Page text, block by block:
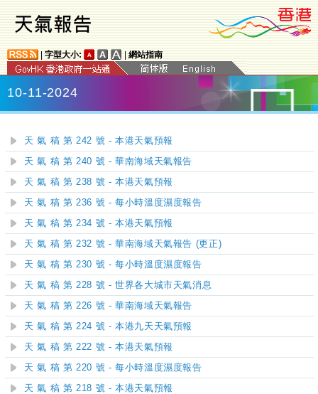
字型大小: 網站指南
10-11-2024
天 氣 稿 第 242 號 - 本港天氣預報
天 氣 稿 第 240 號 - 華南海域天氣報告
天 氣 稿 第 238 號 - 本港天氣預報
天 氣 稿 第 236 號 - 每小時溫度濕度報告
天 氣 稿 第 234 號 - 本港天氣預報
天 氣 稿 第 232 號 - 華南海域天氣報告 (更正)
天 氣 稿 第 230 號 - 每小時溫度濕度報告
天 氣 稿 第 228 號 - 世界各大城市天氣消息
天 氣 稿 第 226 號 - 華南海域天氣報告
天 氣 稿 第 224 號 - 本港九天天氣預報
天 氣 稿 第 222 號 - 本港天氣預報
天 氣 稿 第 220 號 - 每小時溫度濕度報告
天 氣 稿 第 218 號 - 本港天氣預報